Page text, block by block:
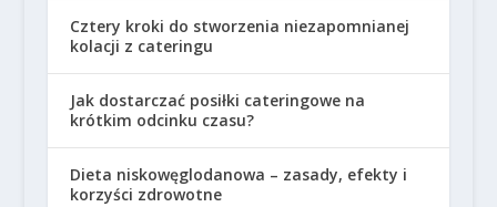
Cztery kroki do stworzenia niezapomnianej
kolacji z cateringu
Jak dostarczać posiłki cateringowe na
krótkim odcinku czasu?
Dieta niskowęglodanowa – zasady, efekty i
korzyści zdrowotne